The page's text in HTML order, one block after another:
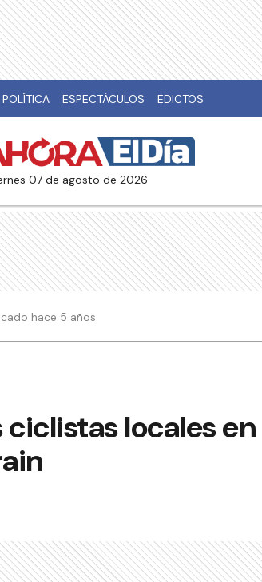
POLÍTICA ESPECTÁCULOS EDICTOS
07 de agosto de 2026
hace 5 años
locales en